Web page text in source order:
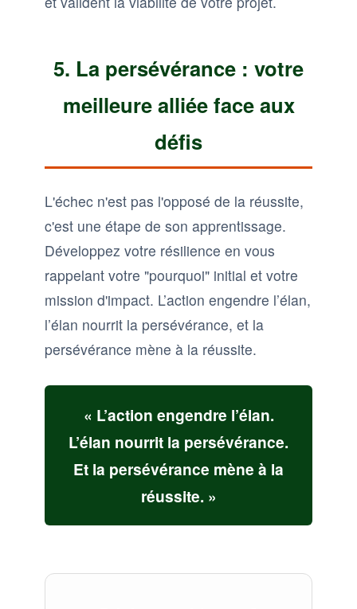
5. La persévérance : votre
meilleure alliée face aux
défis
L'échec n'est pas l'opposé de la réussite,
c'est une étape de son apprentissage.
Développez votre résilience en vous
rappelant votre "pourquoi" initial et votre
mission d'impact. L’action engendre l’élan,
l’élan nourrit la persévérance, et la
persévérance mène à la réussite.
« L’action engendre l’élan.
L’élan nourrit la persévérance.
Et la persévérance mène à la
réussite. »